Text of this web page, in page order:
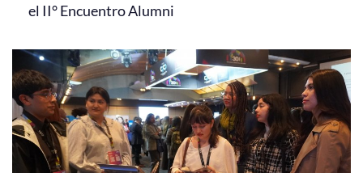
el II° Encuentro Alumni